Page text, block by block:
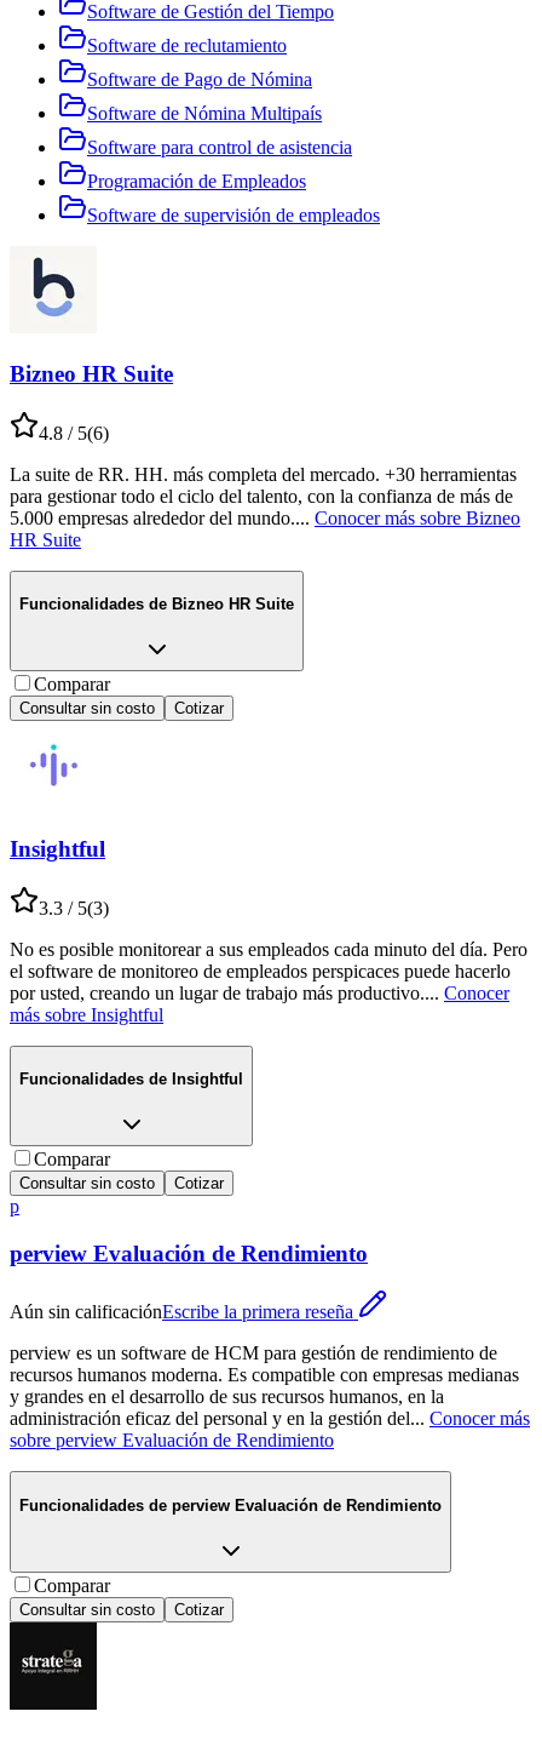
Software de Gestión del Tiempo
Software de reclutamiento
Software de Pago de Nómina
Software de Nómina Multipaís
Software para control de asistencia
Programación de Empleados
Software de supervisión de empleados
Bizneo HR Suite
4.8 / 5(6)
La suite de RR. HH. más completa del mercado. +30 herramientas
para gestionar todo el ciclo del talento, con la confianza de más de
5.000 empresas alrededor del mundo.... Conocer más sobre Bizneo
HR Suite
Funcionalidades de Bizneo HR Suite
Comparar
Consultar sin costo Cotizar
Insightful
3.3 / 5(3)
No es posible monitorear a sus empleados cada minuto del día. Pero
el software de monitoreo de empleados perspicaces puede hacerlo
por usted, creando un lugar de trabajo más productivo.... Conocer
más sobre Insightful
Funcionalidades de Insightful
Comparar
Consultar sin costo Cotizar
p
perview Evaluación de Rendimiento
Aún sin calificaciónEscribe la primera reseña
perview es un software de HCM para gestión de rendimiento de
recursos humanos moderna. Es compatible con empresas medianas
y grandes en el desarrollo de sus recursos humanos, en la
administración eficaz del personal y en la gestión del... Conocer más
sobre perview Evaluación de Rendimiento
Funcionalidades de perview Evaluación de Rendimiento
Comparar
Consultar sin costo Cotizar